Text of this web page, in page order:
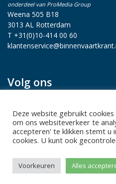
onderdeel van ProMedia Group
Weena 505 B18
3013 AL Rotterdam
T +31(0)10-414 00 60
Volg ons
Privacy statement|Sitemap|
rechten
Deze website gebruikt
om ons websiteverkeer te
accepteren' te klikken stemt u
cookies. U kunt ook
Voorkeuren Alles